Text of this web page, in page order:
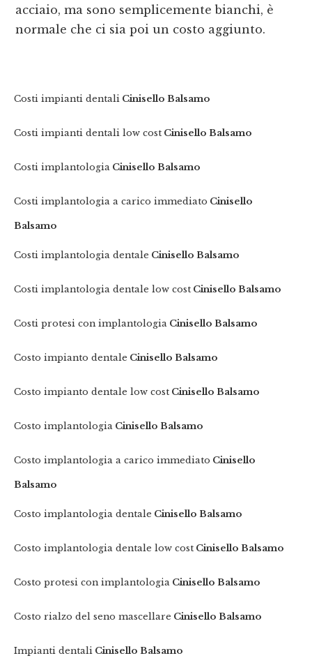
acciaio, ma sono semplicemente bianchi, è
normale che ci sia poi un costo aggiunto.
Costi impianti dentali Cinisello Balsamo
Costi impianti dentali low cost Cinisello Balsamo
Costi implantologia Cinisello Balsamo
Costi implantologia a carico immediato Cinisello
Balsamo
Costi implantologia dentale Cinisello Balsamo
Costi implantologia dentale low cost Cinisello Balsamo
Costi protesi con implantologia Cinisello Balsamo
Costo impianto dentale Cinisello Balsamo
Costo impianto dentale low cost Cinisello Balsamo
Costo implantologia Cinisello Balsamo
Costo implantologia a carico immediato Cinisello
Balsamo
Costo implantologia dentale Cinisello Balsamo
Costo implantologia dentale low cost Cinisello Balsamo
Costo protesi con implantologia Cinisello Balsamo
Costo rialzo del seno mascellare Cinisello Balsamo
Impianti dentali Cinisello Balsamo